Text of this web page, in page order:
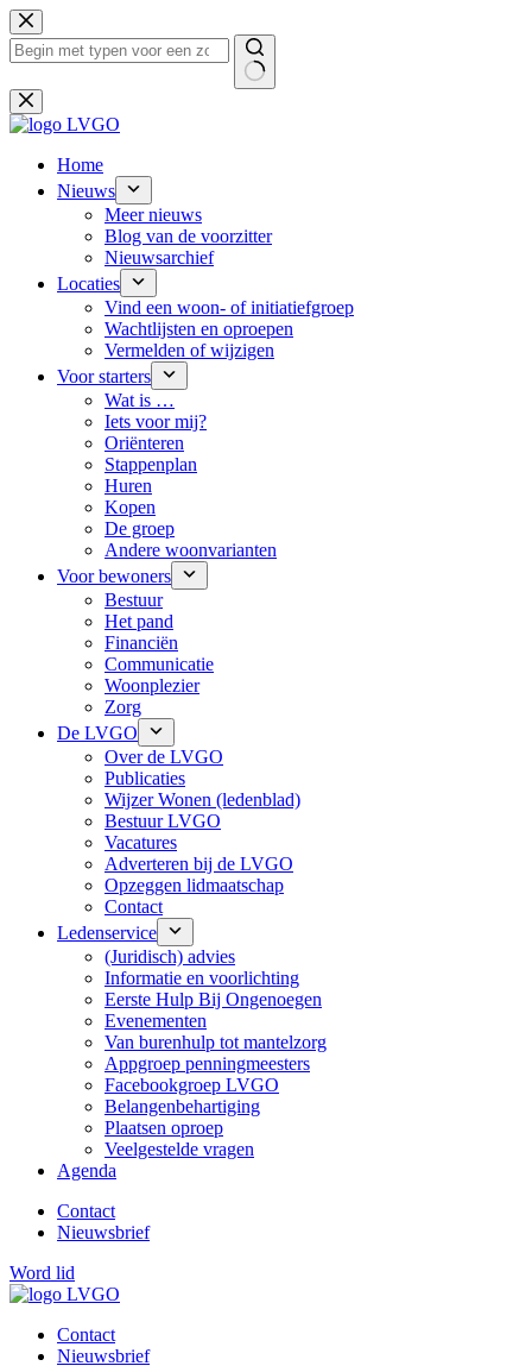
Ga
naar
de
Geen
resultaten
Home
Nieuws
Meer nieuws
Blog van de voorzitter
Nieuwsarchief
Locaties
Vind een woon- of initiatiefgroep
Wachtlijsten en oproepen
Vermelden of wijzigen
Voor starters
Wat is …
Iets voor mij?
Oriënteren
Stappenplan
Huren
Kopen
De groep
Andere woonvarianten
Voor bewoners
Bestuur
Het pand
Financiën
Communicatie
Woonplezier
Zorg
De LVGO
Over de LVGO
Publicaties
Wijzer Wonen (ledenblad)
Bestuur LVGO
Vacatures
Adverteren bij de LVGO
Opzeggen lidmaatschap
Contact
Ledenservice
(Juridisch) advies
Informatie en voorlichting
Eerste Hulp Bij Ongenoegen
Evenementen
Van burenhulp tot mantelzorg
Appgroep penningmeesters
Facebookgroep LVGO
Belangenbehartiging
Plaatsen oproep
Veelgestelde vragen
Agenda
Contact
Nieuwsbrief
Word lid
Contact
Nieuwsbrief